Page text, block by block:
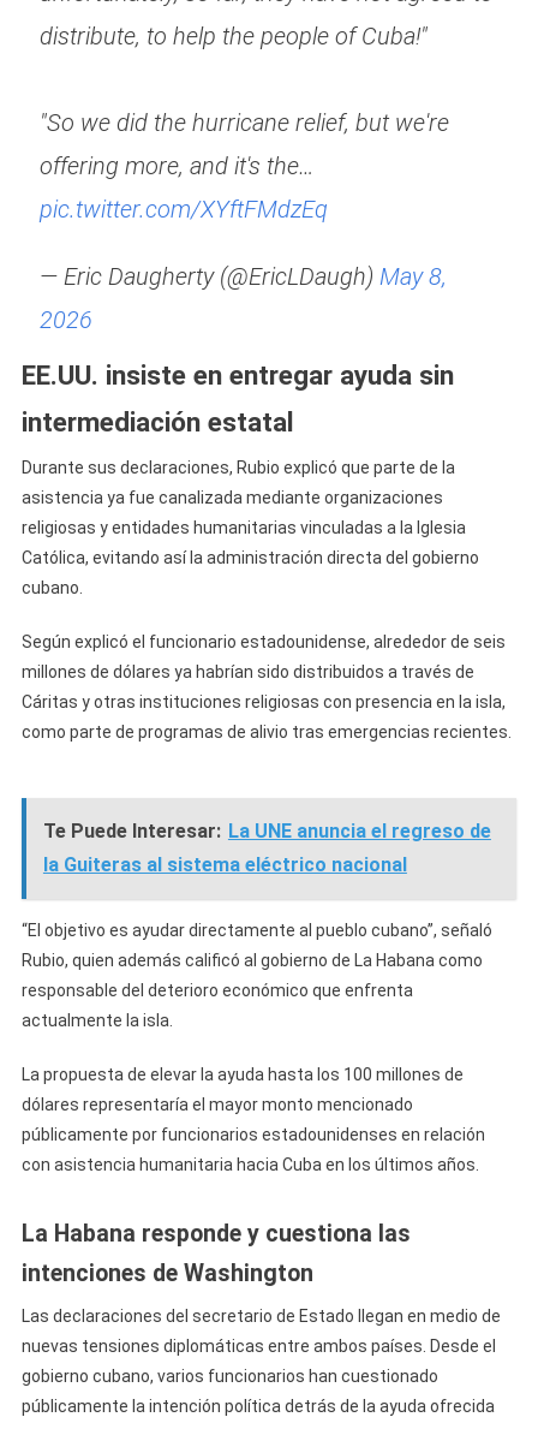
distribute, to help the people of Cuba!"
"So we did the hurricane relief, but we're
offering more, and it's the…
pic.twitter.com/XYftFMdzEq
— Eric Daugherty (@EricLDaugh) May 8,
2026
EE.UU. insiste en entregar ayuda sin
intermediación estatal
Durante sus declaraciones, Rubio explicó que parte de la
asistencia ya fue canalizada mediante organizaciones
religiosas y entidades humanitarias vinculadas a la Iglesia
Católica, evitando así la administración directa del gobierno
cubano.
Según explicó el funcionario estadounidense, alrededor de seis
millones de dólares ya habrían sido distribuidos a través de
Cáritas y otras instituciones religiosas con presencia en la isla,
como parte de programas de alivio tras emergencias recientes.
Te Puede Interesar: La UNE anuncia el regreso de
la Guiteras al sistema eléctrico nacional
“El objetivo es ayudar directamente al pueblo cubano”, señaló
Rubio, quien además calificó al gobierno de La Habana como
responsable del deterioro económico que enfrenta
actualmente la isla.
La propuesta de elevar la ayuda hasta los 100 millones de
dólares representaría el mayor monto mencionado
públicamente por funcionarios estadounidenses en relación
con asistencia humanitaria hacia Cuba en los últimos años.
La Habana responde y cuestiona las
intenciones de Washington
Las declaraciones del secretario de Estado llegan en medio de
nuevas tensiones diplomáticas entre ambos países. Desde el
gobierno cubano, varios funcionarios han cuestionado
públicamente la intención política detrás de la ayuda ofrecida